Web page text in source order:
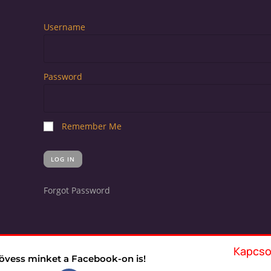
Username
Password
Remember Me
Forgot Password
minket a Facebook-on is!